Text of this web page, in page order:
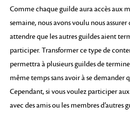
Comme chaque guilde aura accès aux
semaine, nous avons voulu nous assurer
attendre que les autres guildes aient
participer. Transformer ce type de
permettra à plusieurs guildes de
même temps sans avoir à se demander
Cependant, si vous voulez participer
avec des amis ou les membres d’autres